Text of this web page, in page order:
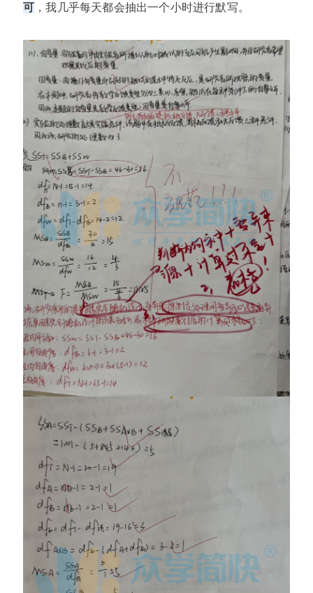
可 ，我几乎每天都会抽出一个小时进行默写。